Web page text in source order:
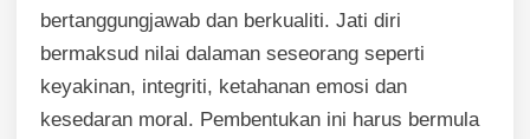
bertanggungjawab dan berkualiti. Jati diri
bermaksud nilai dalaman seseorang seperti
keyakinan, integriti, ketahanan emosi dan
kesedaran moral. Pembentukan ini harus bermula